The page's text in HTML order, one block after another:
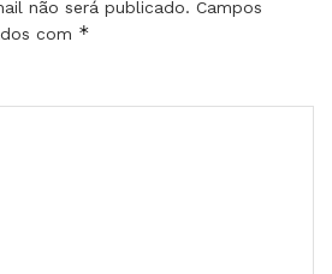
não será publicado. Campos
com *